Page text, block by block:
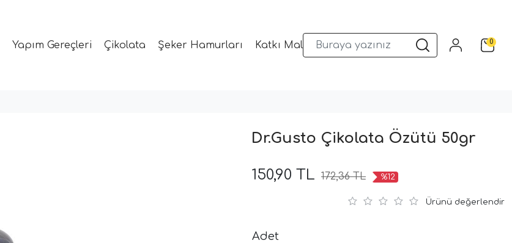
Yapım Gereçleri Çikolata Şeker Hamurları Katkı Malzemeleri Sunum Gereçleri Kalıplar0
Dr.Gusto Çikolata Özütü 50gr
150,90 TL 172,36 TL %12
Ürünü değerlendir
Adet